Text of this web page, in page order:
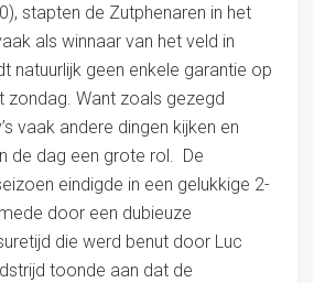
stapten de Zutphenaren in het
als winnaar van het veld in
natuurlijk geen enkele garantie op
zondag. Want zoals gezegd
vaak andere dingen kijken en
de dag een grote rol. De
eindigde in een gelukkige 2-
door een dubieuze
die werd benut door Luc
toonde aan dat de